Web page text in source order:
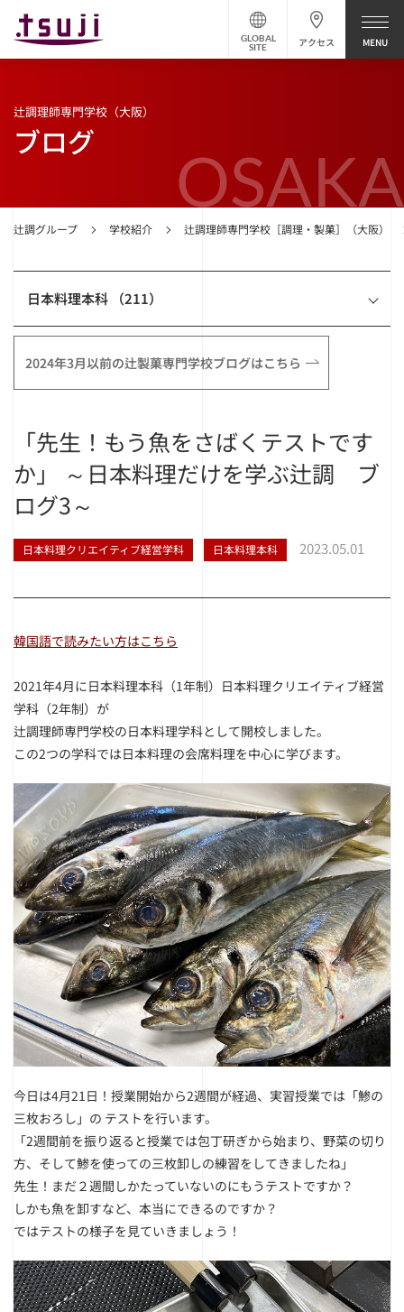
アクセス
GLOBAL
SITE
OSAKA
辻調グループ 学校紹介 辻調理師専門学校［調理・製菓］（大阪）
辻調理師専門学校（大阪）
ブログ
日本料理本科 （211）
2024年3月以前の辻製菓専門学校ブログはこちら
「先生！もう魚をさばくテストです
か」 ～日本料理だけを学ぶ辻調 ブ
ログ3～
日本料理クリエイティブ経営学科 日本料理本科 2023.05.01
韓国語で読みたい方はこちら
2021年4月に日本料理本科（1年制）日本料理クリエイティブ経営
学科（2年制）が
辻調理師専門学校の日本料理学科として開校しました。
この2つの学科では日本料理の会席料理を中心に学びます。
今日は4月21日！ 授業開始から2週間が経過、実習授業では「鯵の
三枚おろし」の テストを行います。
「2週間前を振り返ると授業では包丁研ぎから始まり、野菜の切り
方、そして鯵を使っての三枚卸しの練習をしてきましたね」
先生！まだ２週間しかたっていないのにもうテストですか？
しかも魚を卸すなど、本当にできるのですか？
ではテストの様子を見ていきましょう！